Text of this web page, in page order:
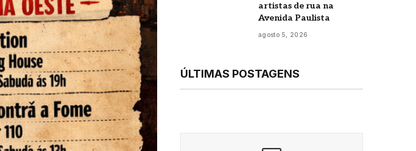
artistas de rua na
Avenida Paulista
agosto 5, 2026
ÚLTIMAS POSTAGENS